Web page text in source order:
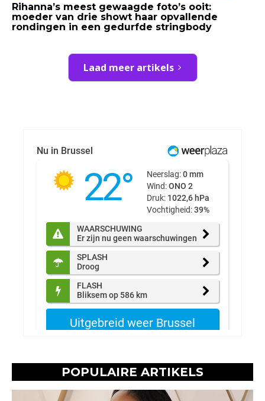
Rihanna’s meest gewaagde foto’s ooit:
moeder van drie showt haar opvallende
rondingen in een gedurfde stringbody
Laad meer artikels
POPULAIRE ARTIKELS